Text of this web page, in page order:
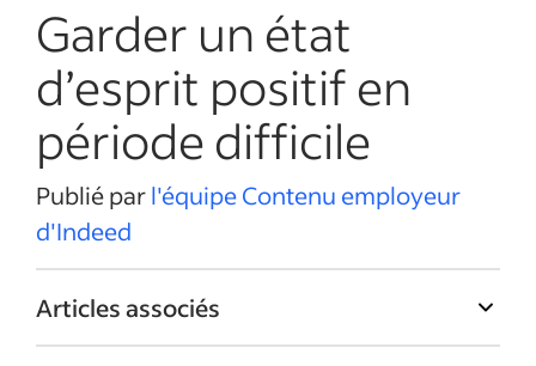
Garder un état
d’esprit positif en
période difficile
Publié parl'équipe Contenu employeur
d'Indeed
Articles associés